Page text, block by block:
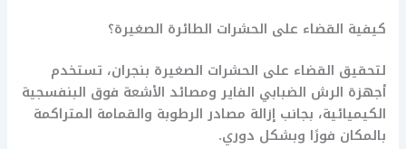
كيفية القضاء على الحشرات الطائرة الصغيرة؟
لتحقيق القضاء على الحشرات الصغيرة بنجران، تستخدم
أجهزة الرش الضبابي الفاير ومصائد الأشعة فوق البنفسجية
الكيميائية، بجانب إزالة مصادر الرطوبة والقمامة المتراكمة
بالمكان فورًا وبشكل دوري.